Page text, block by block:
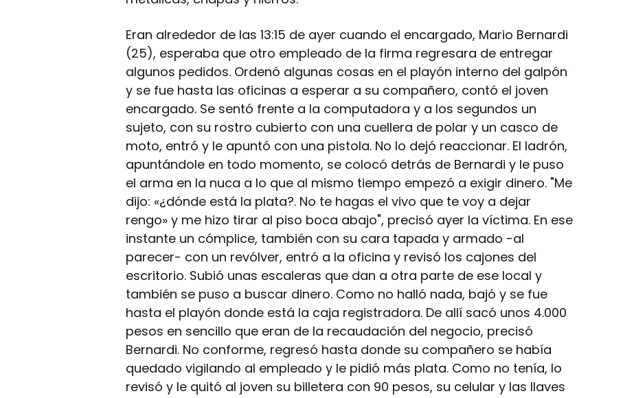
Eran alrededor de las 13:15 de ayer cuando el encargado, Mario Bernardi
(25), esperaba que otro empleado de la firma regresara de entregar
algunos pedidos. Ordenó algunas cosas en el playón interno del galpón
y se fue hasta las oficinas a esperar a su compañero, contó el joven
encargado. Se sentó frente a la computadora y a los segundos un
sujeto, con su rostro cubierto con una cuellera de polar y un casco de
moto, entró y le apuntó con una pistola. No lo dejó reaccionar. El ladrón,
apuntándole en todo momento, se colocó detrás de Bernardi y le puso
el arma en la nuca a lo que al mismo tiempo empezó a exigir dinero. "Me
dijo: «¿dónde está la plata?. No te hagas el vivo que te voy a dejar
rengo» y me hizo tirar al piso boca abajo", precisó ayer la víctima. En ese
instante un cómplice, también con su cara tapada y armado -al
parecer- con un revólver, entró a la oficina y revisó los cajones del
escritorio. Subió unas escaleras que dan a otra parte de ese local y
también se puso a buscar dinero. Como no halló nada, bajó y se fue
hasta el playón donde está la caja registradora. De allí sacó unos 4.000
pesos en sencillo que eran de la recaudación del negocio, precisó
Bernardi. No conforme, regresó hasta donde su compañero se había
quedado vigilando al empleado y le pidió más plata. Como no tenía, lo
revisó y le quitó al joven su billetera con 90 pesos, su celular y las llaves